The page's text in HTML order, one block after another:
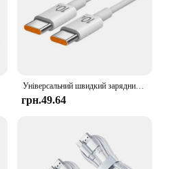
Універсальний швидкий зарядний пристрій 120 Вт 10 A PD Dual USB C to Type C Кабель для швидкого заряджання Шнур для швидкої передачі даних для Samsung Mi
грн.49.64